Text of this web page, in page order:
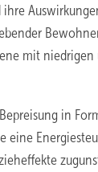
mit
in
eine